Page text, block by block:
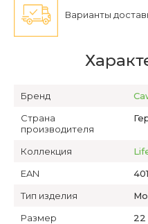
Варианты
Бренд
Страна
производителя
Коллекция
EAN
Тип изделия
Размер
22